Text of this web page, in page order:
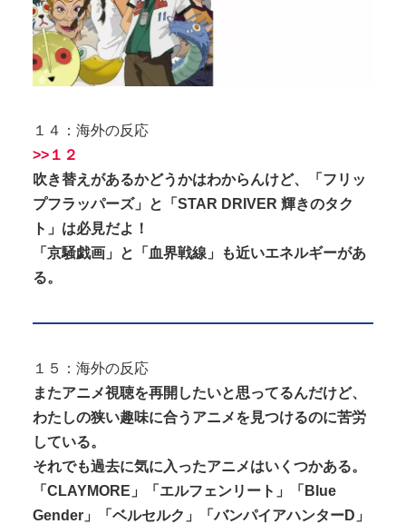
１４：海外の反応
>>１２
吹き替えがあるかどうかはわからんけど、「フリッ
プフラッパーズ」と「STAR DRIVER 輝きのタク
ト」は必見だよ！
「京騒戯画」と「血界戦線」も近いエネルギーがあ
る。
１５：海外の反応
またアニメ視聴を再開したいと思ってるんだけど、
わたしの狭い趣味に合うアニメを見つけるのに苦労
している。
それでも過去に気に入ったアニメはいくつかある。
「CLAYMORE」「エルフェンリート」「Blue
Gender」「ベルセルク」「バンパイアハンターD」